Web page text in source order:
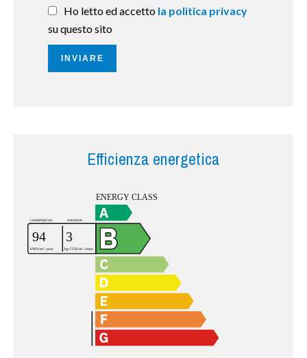
Ho letto ed accetto la politica privacy
su questo sito
INVIARE
Efficienza energetica